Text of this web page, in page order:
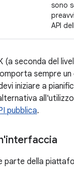
sono
API
seconda del
sempre
iniziare a
pubblica.
della